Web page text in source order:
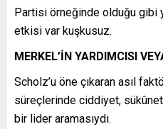
Partisi örneğinde olduğu gibi
etkisi var kuşkusuz.
MERKEL’İN YARDIMCISI
Scholz’u öne çıkaran asıl
süreçlerinde ciddiyet,
bir lider aramasıydı.